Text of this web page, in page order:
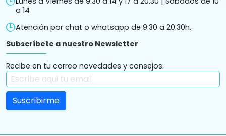
a 14
Atención por chat o whatsapp de 9:30 a 20.30h.
Subscríbete a nuestro Newsletter
Recibe en tu correo novedades y consejos.